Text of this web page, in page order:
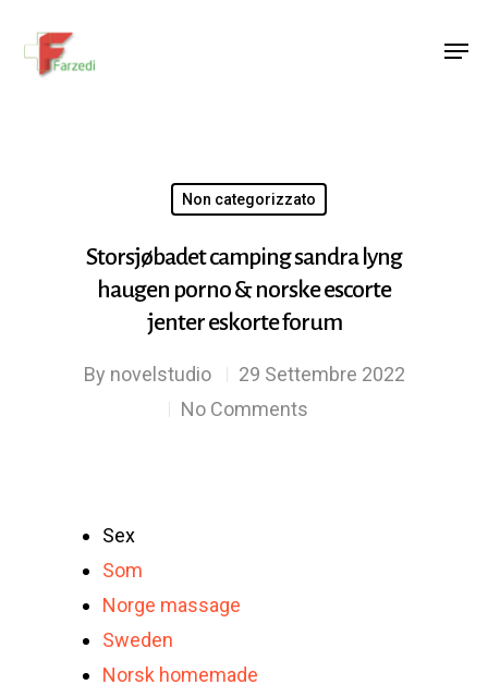
Non categorizzato
Storsjøbadet camping sandra lyng
haugen porno & norske escorte
jenter eskorte forum
By novelstudio
29 Settembre 2022
No Comments
Sex
Som
Norge massage
Sweden
Norsk homemade